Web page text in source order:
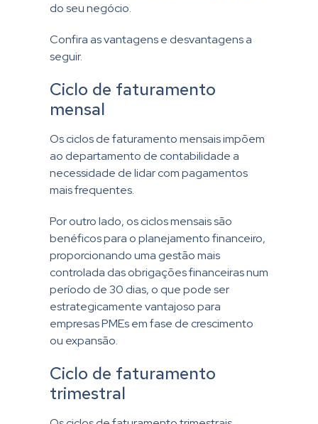
do seu negócio.
Confira as vantagens e desvantagens a
seguir.
Ciclo de faturamento
mensal
Os ciclos de faturamento mensais impõem
ao departamento de contabilidade a
necessidade de lidar com pagamentos
mais frequentes.
Por outro lado, os ciclos mensais são
benéficos para o planejamento financeiro,
proporcionando uma gestão mais
controlada das obrigações financeiras num
período de 30 dias, o que pode ser
estrategicamente vantajoso para
empresas PMEs em fase de crescimento
ou expansão.
Ciclo de faturamento
trimestral